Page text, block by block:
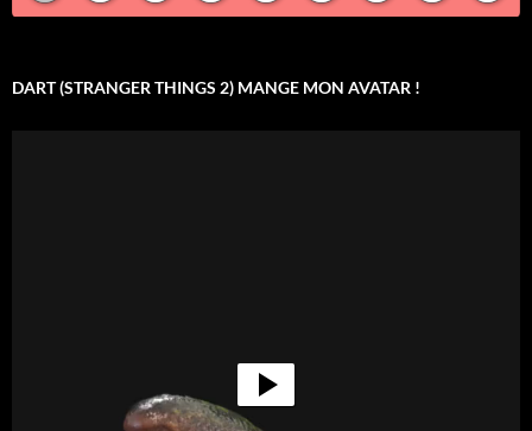
DART (STRANGER THINGS 2) MANGE MON AVATAR !